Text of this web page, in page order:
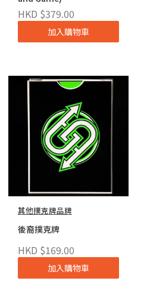
HKD $379.00
加入購物車
其他撲克牌品牌
後裔撲克牌
HKD $169.00
加入購物車